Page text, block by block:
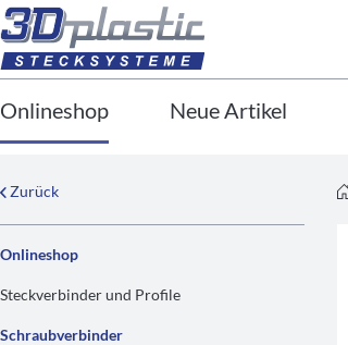
Onlineshop Neue Artikel
Zurück
Onlineshop
Steckverbinder und Profile
Schraubverbinder